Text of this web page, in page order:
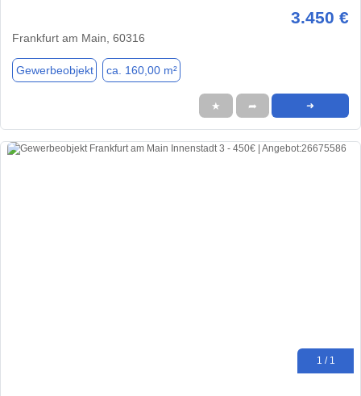
3.450 €
Frankfurt am Main, 60316
Gewerbeobjekt ca. 160,00 m²
★ ➦ ➜
1 / 1